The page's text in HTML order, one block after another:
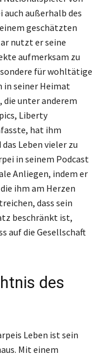
auch außerhalb des
geschätzten
nutzt er seine
aufmerksam zu
für wohltätige
in seiner Heimat
die unter anderem
Liberty
hat ihm
Leben vieler zu
in seinem Podcast
Anliegen, indem er
ihm am Herzen
dass sein
beschränkt ist,
auf die Gesellschaft
des
Leben ist sein
Mit einem